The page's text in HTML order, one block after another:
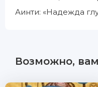
Аинти: «Надежда
Возможно,